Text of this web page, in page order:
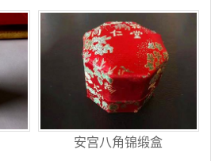
安宫八角锦缎盒